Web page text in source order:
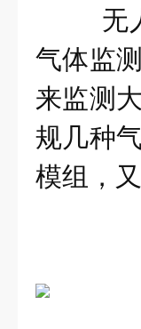
无
气体监
来监测
规几种
模组，